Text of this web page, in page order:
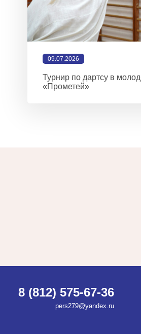
09.07.2026
Турнир по дартсу в
«Прометей»
8 (812) 575-67-36
pers279@yandex.ru